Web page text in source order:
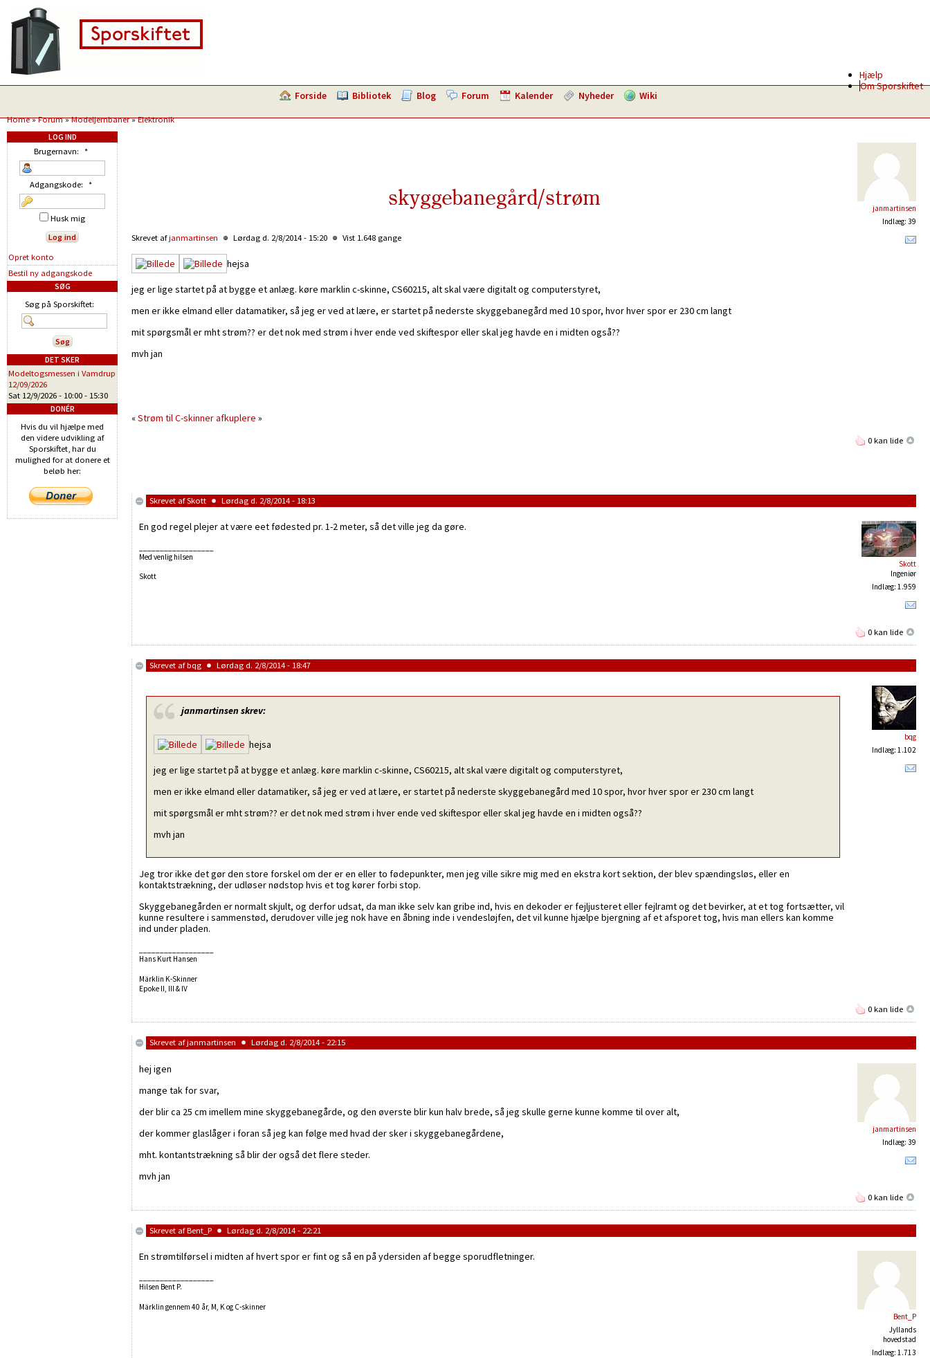
Hjælp
Om Sporskiftet
Forside Bibliotek Blog Forum Kalender Nyheder Wiki
Home»Forum»Modeljernbaner»Elektronik
janmartinsen
Indlæg: 39
skyggebanegård/strøm
Skrevet afjanmartinsen Lørdag d. 2/8/2014 - 15:20 Vist 1.648 gange
hejsa
jeg er lige startet på at bygge et anlæg. køre marklin c-skinne, CS60215, alt skal være digitalt og computerstyret,
men er ikke elmand eller datamatiker, så jeg er ved at lære, er startet på nederste skyggebanegård med 10 spor, hvor hver spor er 230 cm langt
mit spørgsmål er mht strøm?? er det nok med strøm i hver ende ved skiftespor eller skal jeg havde en i midten også??
mvh jan
«Strøm til C-skinnerafkuplere »
0 kan lide
Skrevet afSkott Lørdag d. 2/8/2014 - 18:13
Skott
Ingeniør
Indlæg: 1.959
En god regel plejer at være eet fødested pr. 1-2 meter, så det ville jeg da gøre.
Med venlig hilsen
Skott
0 kan lide
Skrevet afbqg Lørdag d. 2/8/2014 - 18:47
bqg
Indlæg: 1.102
janmartinsenskrev:
hejsa
jeg er lige startet på at bygge et anlæg. køre marklin c-skinne, CS60215, alt skal være digitalt og computerstyret,
men er ikke elmand eller datamatiker, så jeg er ved at lære, er startet på nederste skyggebanegård med 10 spor, hvor hver spor er 230 cm langt
mit spørgsmål er mht strøm?? er det nok med strøm i hver ende ved skiftespor eller skal jeg havde en i midten også??
mvh jan
Jeg tror ikke det gør den store forskel om der er en eller to fødepunkter, men jeg ville sikre mig med en ekstra kort sektion, der blev spændingsløs, eller en
kontaktstrækning, der udløser nødstop hvis et tog kører forbi stop.
Skyggebanegården er normalt skjult, og derfor udsat, da man ikke selv kan gribe ind, hvis en dekoder er fejljusteret eller fejlramt og det bevirker, at et tog fortsætter, vil
kunne resultere i sammenstød, derudover ville jeg nok have en åbning inde i vendesløjfen, det vil kunne hjælpe bjergning af et afsporet tog, hvis man ellers kan komme
ind under pladen.
Hans Kurt Hansen
Märklin K-Skinner
Epoke II, III & IV
0 kan lide
Skrevet afjanmartinsen Lørdag d. 2/8/2014 - 22:15
janmartinsen
Indlæg: 39
hej igen
mange tak for svar,
der blir ca 25 cm imellem mine skyggebanegårde, og den øverste blir kun halv brede, så jeg skulle gerne kunne komme til over alt,
der kommer glaslåger i foran så jeg kan følge med hvad der sker i skyggebanegårdene,
mht. kontantstrækning så blir der også det flere steder.
mvh jan
0 kan lide
Skrevet afBent_P Lørdag d. 2/8/2014 - 22:21
Bent_P
Jyllands
hovedstad
Indlæg: 1.713
En strømtilførsel i midten af hvert spor er fint og så en på ydersiden af begge sporudfletninger.
Hilsen Bent P.
Märklin gennem 40 år, M, K og C-skinner
LOG IND
Brugernavn: *
Adgangskode: *
Husk mig
Opret konto
Bestil ny adgangskode
SØG
Søg på Sporskiftet:
DET SKER
Modeltogsmessen i Vamdrup
12/09/2026
Sat 12/9/2026 - 10:00 - 15:30
DONÉR
Hvis du vil hjælpe med
den videre udvikling af
Sporskiftet, har du
mulighed for at donere et
beløb her: